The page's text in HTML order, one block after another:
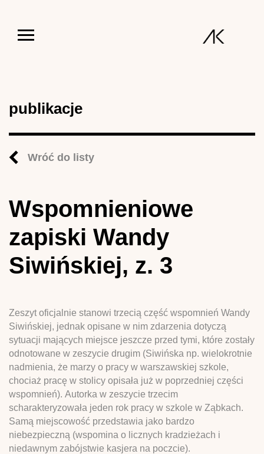
publikacje
Wróć do listy
Wspomnieniowe
zapiski Wandy
Siwińskiej, z. 3
Zeszyt oficjalnie stanowi trzecią część wspomnień Wandy
Siwińskiej, jednak opisane w nim zdarzenia dotyczą
sytuacji mających miejsce jeszcze przed tymi, które zostały
odnotowane w zeszycie drugim (Siwińska np. wielokrotnie
nadmienia, że marzy o pracy w warszawskiej szkole,
chociaż pracę w stolicy opisała już w poprzedniej części
wspomnień). Autorka w zeszycie trzecim
scharakteryzowała jeden rok pracy w szkole w Ząbkach.
Samą miejscowość przedstawia jako bardzo
niebezpieczną (wspomina o licznych kradzieżach i
niedawnym zabójstwie kasjera na poczcie).